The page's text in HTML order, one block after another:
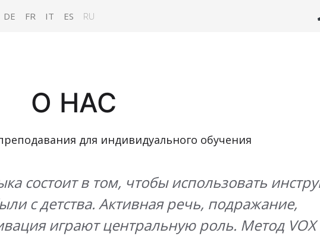
DE FR IT ES RU
О НАС
для индивидуального обучения
состоит в том, чтобы использовать
с детства. Активная речь, подражание,
играют центральную роль. Метод VOX